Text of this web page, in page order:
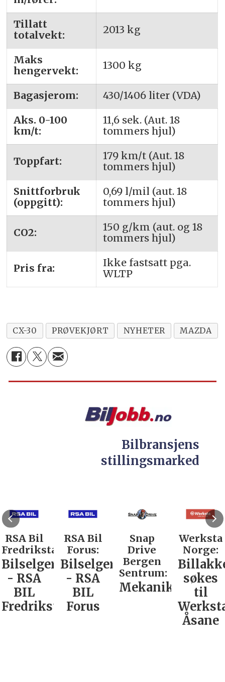
Tillatt
totalvekt:
2013 kg
Maks
hengervekt:
1300 kg
Bagasjerom:
430/1406 liter (VDA)
Aks. 0-100
km/t:
11,6 sek. (Aut. 18
tommers hjul)
Toppfart:
179 km/t (Aut. 18
tommers hjul)
Snittforbruk
(oppgitt):
0,69 l/mil (aut. 18
tommers hjul)
CO2:
150 g/km (aut. og 18
tommers hjul)
Pris fra:
Ikke fastsatt pga.
WLTP
CX-30 PRØVEKJØRT NYHETER MAZDA
Bilbransjens
stillingsmarked
RSA Bil
Fredrikstad:
Bilselger
- RSA
BIL
Fredrikstad
RSA Bil
Forus:
Bilselger
- RSA
BIL
Forus
Snap
Drive
Bergen
Sentrum:
Mekaniker
Werksta
Norge:
søkes
til
Åsane